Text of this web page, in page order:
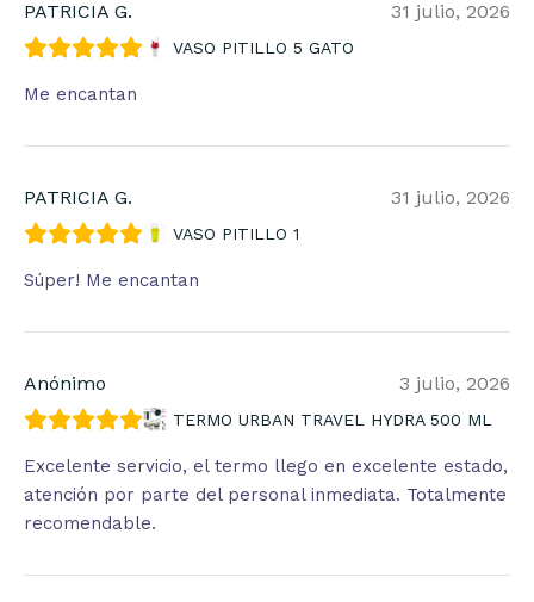
PATRICIA G. 31 julio, 2026
VASO PITILLO 5 GATO
Me encantan
PATRICIA G. 31 julio, 2026
VASO PITILLO 1
Súper! Me encantan
Anónimo 3 julio, 2026
TERMO URBAN TRAVEL HYDRA 500 ML
Excelente servicio, el termo llego en excelente estado,
atención por parte del personal inmediata. Totalmente
recomendable.